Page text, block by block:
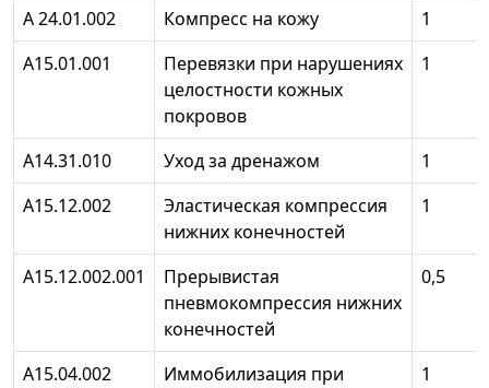
А 24.01.002 Компресс на кожу
1
А15.01.001
Перевязки при нарушениях
целостности кожных
покровов
1
А14.31.010 Уход за дренажом
1
А15.12.002
Эластическая компрессия
нижних конечностей
1
А15.12.002.001
Прерывистая
пневмокомпрессия нижних
конечностей
0,5
А15.04.002 Иммобилизация при 1